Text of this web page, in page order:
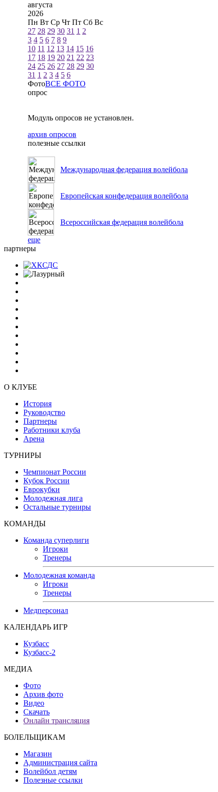
августа
2026
Пн Вт Ср Чт Пт Сб Вс
27 28 29 30 31 1 2
3 4 5 6 7 8 9
10 11 12 13 14 15 16
17 18 19 20 21 22 23
24 25 26 27 28 29 30
31 1 2 3 4 5 6
ФотоВСЕ ФОТО
опрос
Модуль опросов не установлен.
архив опросов
полезные ссылки
Международная федерация волейбола
Европейская конфедерация волейбола
Всероссийская федерация волейбола
еще
партнеры
О КЛУБЕ
История
Руководство
Партнеры
Работники клуба
Арена
ТУРНИРЫ
Чемпионат России
Кубок России
Еврокубки
Молодежная лига
Остальные турниры
КОМАНДЫ
Команда суперлиги
Игроки
Тренеры
Молодежная команда
Игроки
Тренеры
Медперсонал
КАЛЕНДАРЬ ИГР
Кузбасс
Кузбасс-2
МЕДИА
Фото
Архив фото
Видео
Скачать
Онлайн трансляция
БОЛЕЛЬЩИКАМ
Магазин
Администрация сайта
Волейбол детям
Полезные ссылки